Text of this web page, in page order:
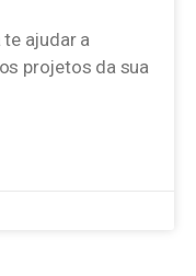
ajudar a
projetos da sua